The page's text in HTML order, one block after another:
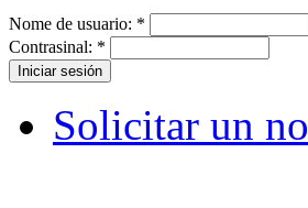
Nome de usuario: *
Contrasinal: *
Solicitar un